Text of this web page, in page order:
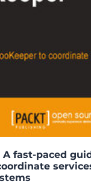
A fast-paced